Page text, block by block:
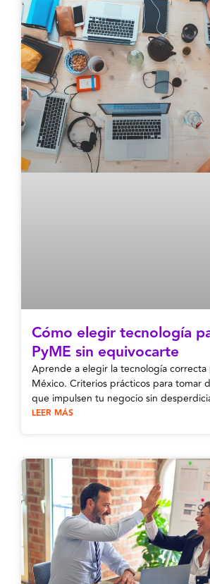
Cómo elegir tecnología
PyME sin equivocarte
Aprende a elegir la tecnología correcta
México. Criterios prácticos para tomar
que impulsen tu negocio sin
LEER MÁS